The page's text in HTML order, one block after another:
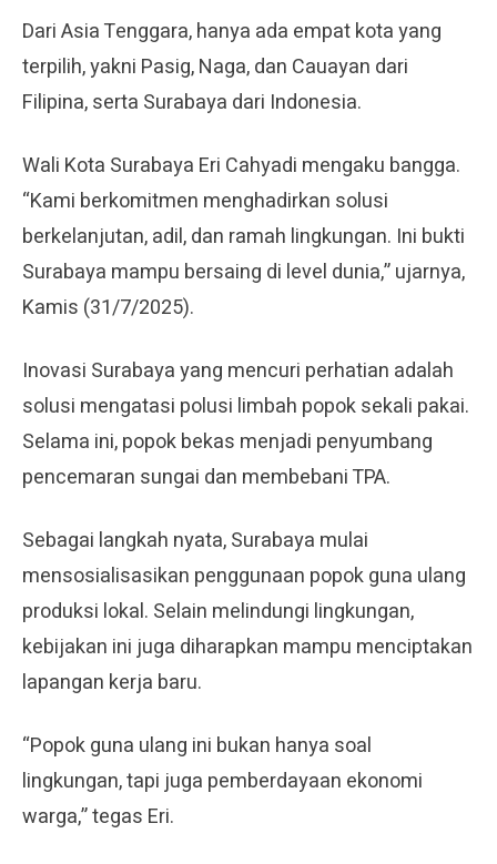
Dari Asia Tenggara, hanya ada empat kota yang
terpilih, yakni Pasig, Naga, dan Cauayan dari
Filipina, serta Surabaya dari Indonesia.
Wali Kota Surabaya Eri Cahyadi mengaku bangga.
“Kami berkomitmen menghadirkan solusi
berkelanjutan, adil, dan ramah lingkungan. Ini bukti
Surabaya mampu bersaing di level dunia,” ujarnya,
Kamis (31/7/2025).
Inovasi Surabaya yang mencuri perhatian adalah
solusi mengatasi polusi limbah popok sekali pakai.
Selama ini, popok bekas menjadi penyumbang
pencemaran sungai dan membebani TPA.
Sebagai langkah nyata, Surabaya mulai
mensosialisasikan penggunaan popok guna ulang
produksi lokal. Selain melindungi lingkungan,
kebijakan ini juga diharapkan mampu menciptakan
lapangan kerja baru.
“Popok guna ulang ini bukan hanya soal
lingkungan, tapi juga pemberdayaan ekonomi
warga,” tegas Eri.